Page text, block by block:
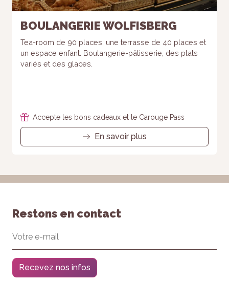
BOULANGERIE WOLFISBERG
Tea-room de 90 places, une terrasse de 40 places et
un espace enfant. Boulangerie-pâtisserie, des plats
variés et des glaces.
Accepte les bons cadeaux et le Carouge Pass
En savoir plus
Restons en contact
Recevez nos infos